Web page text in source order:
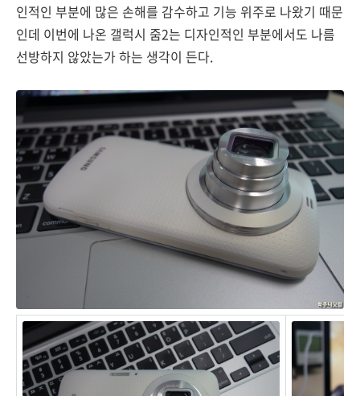
인적인 부분에 많은 손해를 감수하고 기능 위주로 나왔기 때문
인데 이번에 나온 갤럭시 줌2는 디자인적인 부분에서도 나름
선방하지 않았는가 하는 생각이 든다.